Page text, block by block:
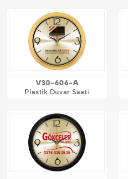
V30-606-A
Plastik Duvar Saati